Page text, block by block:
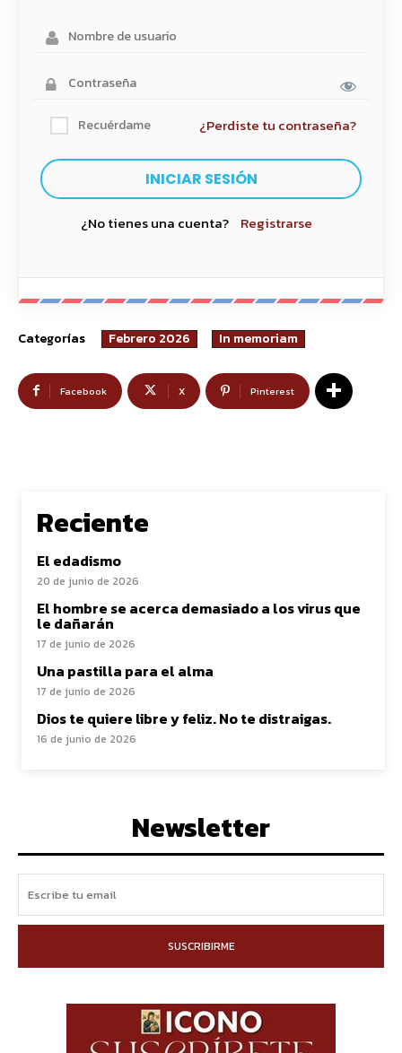
Recuérdame ¿Perdiste tu contraseña?
¿No tienes una cuenta? Registrarse
Categorías Febrero 2026 In memoriam
Facebook X Pinterest
Reciente
El edadismo
20 de junio de 2026
El hombre se acerca demasiado a los virus que
le dañarán
17 de junio de 2026
Una pastilla para el alma
17 de junio de 2026
Dios te quiere libre y feliz. No te distraigas.
16 de junio de 2026
Newsletter
SUSCRIBIRME